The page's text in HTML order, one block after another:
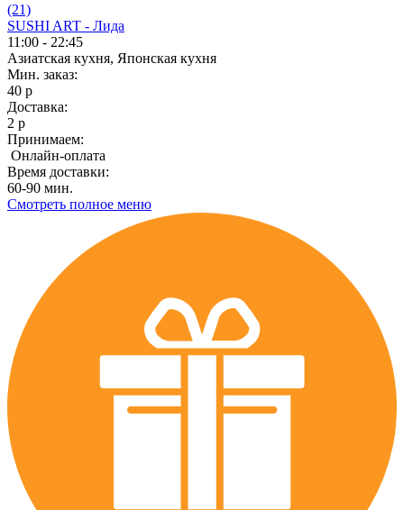
(21)
SUSHI ART - Лида
11:00 - 22:45
Азиатская кухня, Японская кухня
Мин. заказ:
40 р
Доставка:
2 р
Принимаем:
Онлайн-оплата
Время доставки:
60-90 мин.
Смотреть полное меню